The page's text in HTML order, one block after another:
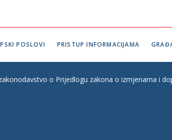
POSLOVI PRISTUP INFORMACIJAMA
o Prijedlogu zakona o izmjenama i